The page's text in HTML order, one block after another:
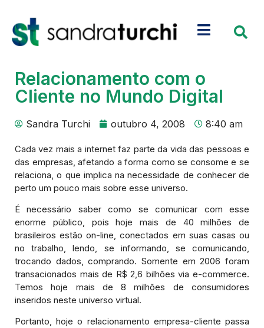
Relacionamento com o
Cliente no Mundo Digital
Sandra Turchi outubro 4, 2008 8:40 am
Cada vez mais a internet faz parte da vida das pessoas e
das empresas, afetando a forma como se consome e se
relaciona, o que implica na necessidade de conhecer de
perto um pouco mais sobre esse universo.
É necessário saber como se comunicar com esse
enorme público, pois hoje mais de 40 milhões de
brasileiros estão on-line, conectados em suas casas ou
no trabalho, lendo, se informando, se comunicando,
trocando dados, comprando. Somente em 2006 foram
transacionados mais de R$ 2,6 bilhões via e-commerce.
Temos hoje mais de 8 milhões de consumidores
inseridos neste universo virtual.
Portanto, hoje o relacionamento empresa-cliente passa